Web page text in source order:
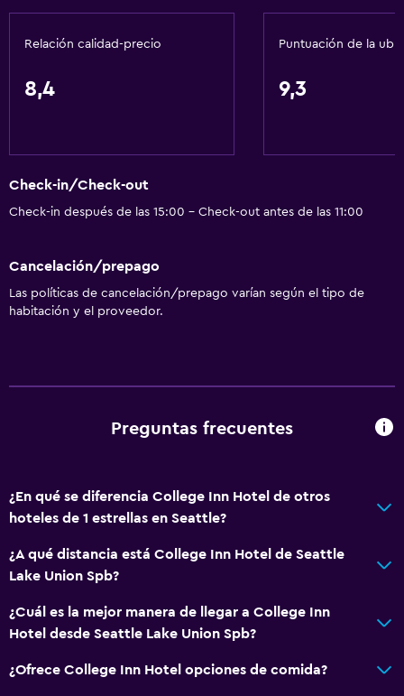
Horno
Microondas
Tetera/cafetera
Baño compartido
Ducha
Aseo
Cepillo de dientes
Relación calidad-precio
8,4
Puntuación de la
9,3
Check-in/Check-out
Check-in después de las 15:00 - Check-out antes de las 11:00
Cancelación/prepago
Las políticas de cancelación/prepago varían según el tipo de
habitación y el proveedor.
Preguntas frecuentes
¿En qué se diferencia College Inn Hotel de otros
hoteles de 1 estrellas en Seattle?
¿A qué distancia está College Inn Hotel de Seattle
Lake Union Spb?
¿Cuál es la mejor manera de llegar a College Inn
Hotel desde Seattle Lake Union Spb?
¿Ofrece College Inn Hotel opciones de comida?